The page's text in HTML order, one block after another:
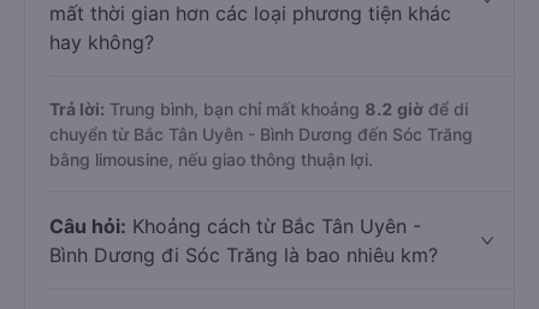
mất thời gian hơn các loại phương tiện khác
hay không?
Trả lời: Trung bình, bạn chỉ mất khoảng 8.2 giờ để di
chuyển từ Bắc Tân Uyên - Bình Dương đến Sóc Trăng
bằng limousine, nếu giao thông thuận lợi.
Câu hỏi: Khoảng cách từ Bắc Tân Uyên -
Bình Dương đi Sóc Trăng là bao nhiêu km?